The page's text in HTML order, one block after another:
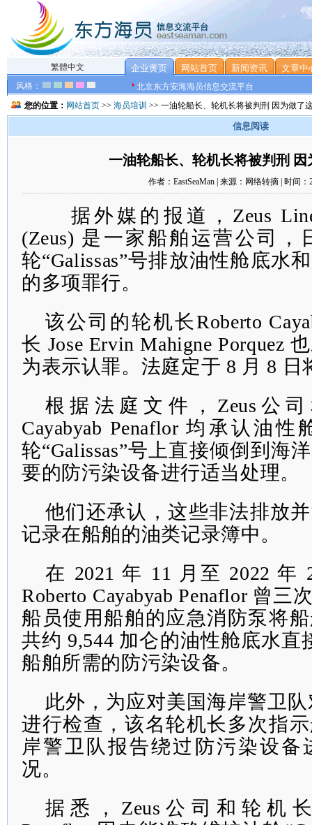
繁體中文
风格：
企业黄页 网站首页 新闻资讯 文章中
北京东方安海海员信息交流平台
您的位置： 网站首页 >> 海员培训 >> 一油轮船长、轮机长将被判刑 因为做了
信息阅读
一油轮船长、轮机长将被判刑 因
作者：EastSeaMan | 来源：网络转摘 | 时间：
据外媒的报道，Zeus
(Zeus) 是一家船舶运营公司，
轮“Galissas”号排放油性舱底水
的多项罪行。
该公司的轮机长Roberto
长 Jose Ervin Mahigne Porquez
为表示认罪。法庭定于 8 月 8 日
根据法庭文件，Zeus 公司
Cayabyab Penaflor 均 承认油性
轮“Galissas”号上直接倾倒到海
要的防污染设备进行适当处理。
他们还承认，这些非法排放
记录在船舶的油类记录簿中。
在 2021 年 11 月至 2022 年
Roberto Cayabyab Penaflor 曾三
船员使用船舶的应急消防泵将
共约 9,544 加仑的油性舱底水直
船舶所需的防污染设备。
此外，为应对美国海岸警卫
进行检查，该名轮机长多次指
岸警卫队报告绕过防污染设备
况。
据悉，Zeus公司和轮机